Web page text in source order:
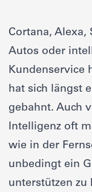
Cortana, Alexa,
Autos oder
Kundenservice
hat sich längst
gebahnt. Auch
Intelligenz oft
wie in der
unbedingt ein
unterstützen zu